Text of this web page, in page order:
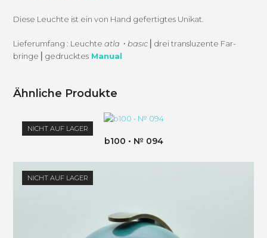
Diese Leuchte ist ein von Hand gefer­tigtes Unikat.
Liefer­um­fang : Leuchteatla・basıc
⎜drei transluzente Far­
bringe ⎜gedruck­tes Manual
Ähnliche Produkte
NICHT AUF LAGER
b100 • № 094
NICHT AUF LAGER